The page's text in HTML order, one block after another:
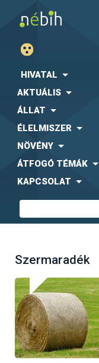
HIVATAL
AKTUÁLIS
ÁLLAT
ÉLELMISZER
NÖVÉNY
ÁTFOGÓ TÉMÁK
KAPCSOLAT
Szermaradék